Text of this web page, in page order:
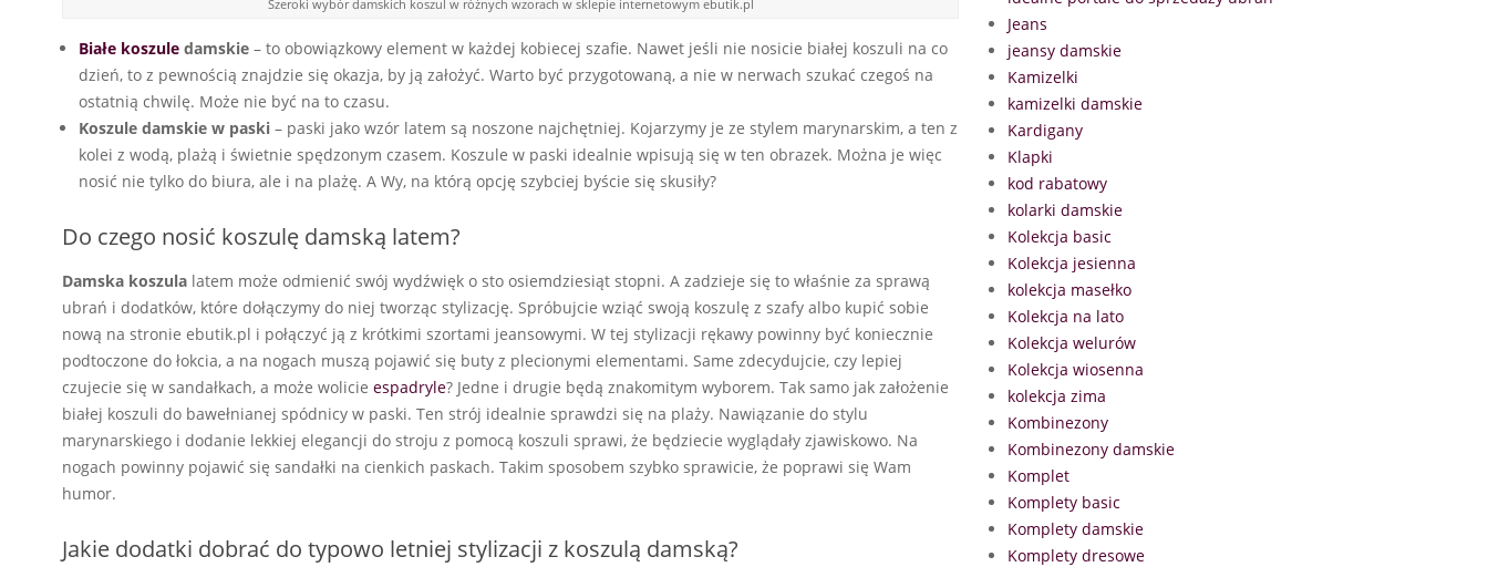
Szeroki wybór damskich koszul w różnych wzorach w sklepie internetowym ebutik.pl
Białe koszule damskie – to obowiązkowy element w każdej kobiecej szafie. Nawet jeśli nie nosicie białej koszuli na co
dzień, to z pewnością znajdzie się okazja, by ją założyć. Warto być przygotowaną, a nie w nerwach szukać czegoś na
ostatnią chwilę. Może nie być na to czasu.
Koszule damskie w paski – paski jako wzór latem są noszone najchętniej. Kojarzymy je ze stylem marynarskim, a ten z
kolei z wodą, plażą i świetnie spędzonym czasem. Koszule w paski idealnie wpisują się w ten obrazek. Można je więc
nosić nie tylko do biura, ale i na plażę. A Wy, na którą opcję szybciej byście się skusiły?
Do czego nosić koszulę damską latem?
Damska koszula latem może odmienić swój wydźwięk o sto osiemdziesiąt stopni. A zadzieje się to właśnie za sprawą
ubrań i dodatków, które dołączymy do niej tworząc stylizację. Spróbujcie wziąć swoją koszulę z szafy albo kupić sobie
nową na stronie ebutik.pl i połączyć ją z krótkimi szortami jeansowymi. W tej stylizacji rękawy powinny być koniecznie
podtoczone do łokcia, a na nogach muszą pojawić się buty z plecionymi elementami. Same zdecydujcie, czy lepiej
czujecie się w sandałkach, a może wolicie espadryle? Jedne i drugie będą znakomitym wyborem. Tak samo jak założenie
białej koszuli do bawełnianej spódnicy w paski. Ten strój idealnie sprawdzi się na plaży. Nawiązanie do stylu
marynarskiego i dodanie lekkiej elegancji do stroju z pomocą koszuli sprawi, że będziecie wyglądały zjawiskowo. Na
nogach powinny pojawić się sandałki na cienkich paskach. Takim sposobem szybko sprawicie, że poprawi się Wam
humor.
Jakie dodatki dobrać do typowo letniej stylizacji z koszulą damską?
Jeans
jeansy damskie
Kamizelki
kamizelki damskie
Kardigany
Klapki
kod rabatowy
kolarki damskie
Kolekcja basic
Kolekcja jesienna
kolekcja masełko
Kolekcja na lato
Kolekcja welurów
Kolekcja wiosenna
kolekcja zima
Kombinezony
Kombinezony damskie
Komplet
Komplety basic
Komplety damskie
Komplety dresowe